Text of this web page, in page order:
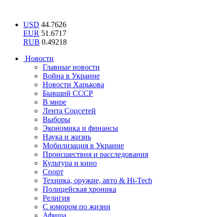
USD 44.7626
EUR 51.6717
RUB 0.49218
Новости
Главные новости
Война в Украине
Новости Харькова
Бывший СССР
В мире
Лента Соцсетей
Выборы
Экономика и финансы
Наука и жизнь
Мобилизация в Украине
Происшествия и расследования
Культура и кино
Спорт
Техника, оружие, авто & Hi-Tech
Полицейская хроника
Религия
С юмором по жизни
Афиша